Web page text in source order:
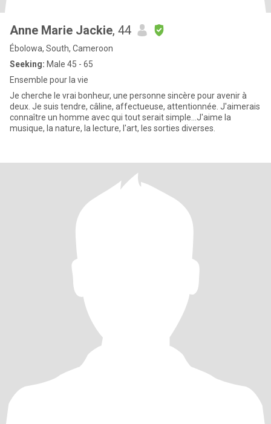
Anne Marie Jackie, 44
Ébolowa, South, Cameroon
Seeking: Male 45 - 65
Ensemble pour la vie
Je cherche le vrai bonheur, une personne sincère pour avenir à
deux. Je suis tendre, câline, affectueuse, attentionnée. J'aimerais
connaître un homme avec qui tout serait simple...J'aime la
musique, la nature, la lecture, l'art, les sorties diverses.